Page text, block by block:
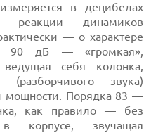
в децибелах
динамиков
— о характере
90 дБ — «громкая»,
ведущая себя колонка,
звука)
мощности. Порядка 83 —
как правило — без
в корпусе, звучащая